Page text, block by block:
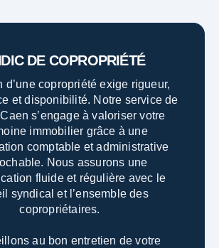
DE COPROPRIÉTÉ
d’une copropriété exige rigueur,
et disponibilité. Notre service de
s’engage à valoriser votre
immobilier grâce à une
comptable et administrative
Nous assurons une
fluide et régulière avec le
syndical et l’ensemble des
copropriétaires.
au bon entretien de votre